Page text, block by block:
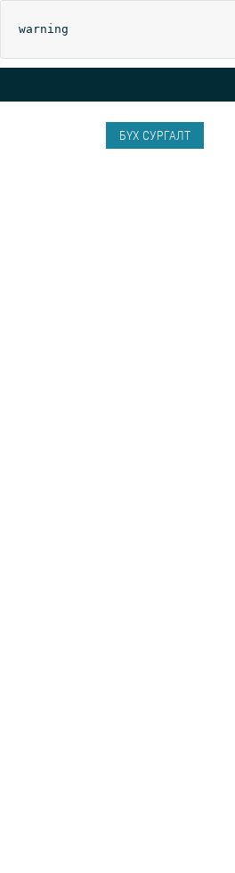
warning
БҮХ СУРГАЛТ